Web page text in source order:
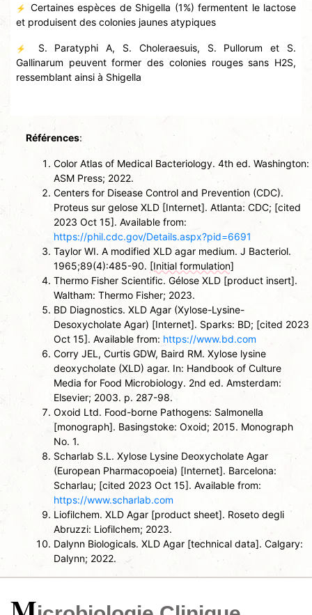
⚡
Certaines espèces de Shigella (1%) fermentent le lactose
et produisent des colonies jaunes atypiques
⚡
S. Paratyphi A, S. Choleraesuis, S. Pullorum et S.
Gallinarum peuvent former des colonies rouges sans H2S,
ressemblant ainsi à Shigella
Références:
Color Atlas of Medical Bacteriology. 4th ed. Washington:
ASM Press; 2022.
Centers for Disease Control and Prevention (CDC).
Proteus sur gelose XLD [Internet]. Atlanta: CDC; [cited
2023 Oct 15]. Available from:
https://phil.cdc.gov/Details.aspx?pid=6691
Taylor WI. A modified XLD agar medium. J Bacteriol.
1965;89(4):485-90. [Initial formulation]
Thermo Fisher Scientific. Gélose XLD [product insert].
Waltham: Thermo Fisher; 2023.
BD Diagnostics. XLD Agar (Xylose-Lysine-
Desoxycholate Agar) [Internet]. Sparks: BD; [cited 2023
Oct 15]. Available from: https://www.bd.com
Corry JEL, Curtis GDW, Baird RM. Xylose lysine
deoxycholate (XLD) agar. In: Handbook of Culture
Media for Food Microbiology. 2nd ed. Amsterdam:
Elsevier; 2003. p. 287-98.
Oxoid Ltd. Food-borne Pathogens: Salmonella
[monograph]. Basingstoke: Oxoid; 2015. Monograph
No. 1.
Scharlab S.L. Xylose Lysine Deoxycholate Agar
(European Pharmacopoeia) [Internet]. Barcelona:
Scharlau; [cited 2023 Oct 15]. Available from:
https://www.scharlab.com
Liofilchem. XLD Agar [product sheet]. Roseto degli
Abruzzi: Liofilchem; 2023.
Dalynn Biologicals. XLD Agar [technical data]. Calgary:
Dalynn; 2022.